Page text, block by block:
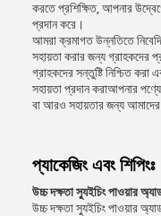
করতে প্রশিক্ষিত, আপনার
প্রদান করে।
আমরা ক্রমাগত উন্নতিতে
সহায়তা করার জন্য গ্রাহকদের
গ্রাহকদের সন্তুষ্টি নিশ্চিত
সহায়তা প্রদান করাআপনার
বা আরও সহায়তার জন্য আমাদের
প্যাকেজিং এবং শিপিংঃ
উচ্চ দক্ষতা স্যুইচিং পাওয়ার
উচ্চ দক্ষতা স্যুইচিং পাওয়ার